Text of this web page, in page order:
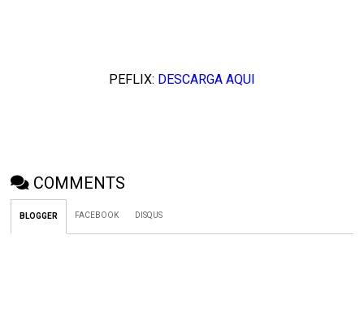
PEFLIX: DESCARGA AQUI
COMMENTS
BLOGGER FACEBOOK DISQUS